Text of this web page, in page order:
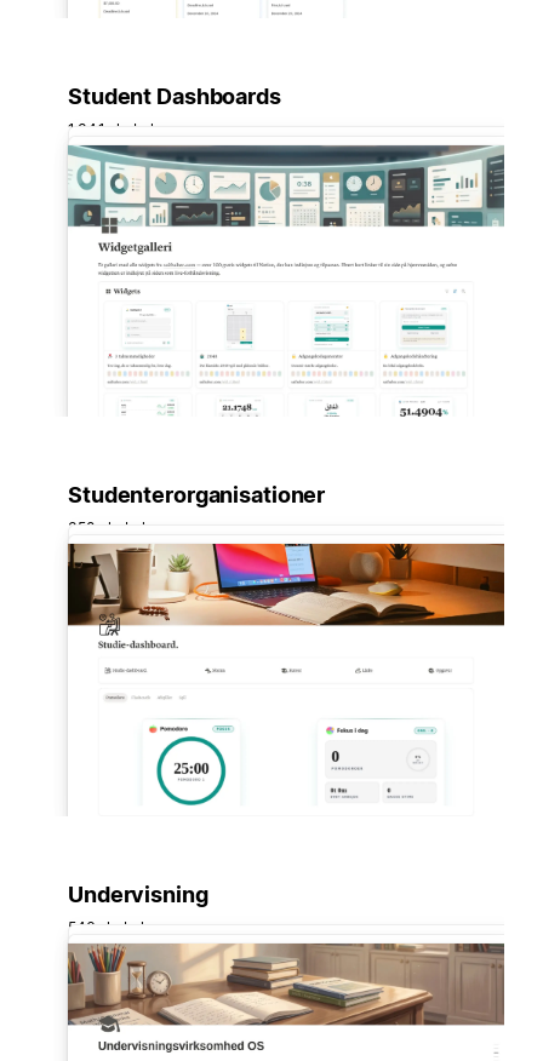
Student Dashboards
1.341 skabelon
Studenterorganisationer
350 skabeloner
Undervisning
546 skabeloner